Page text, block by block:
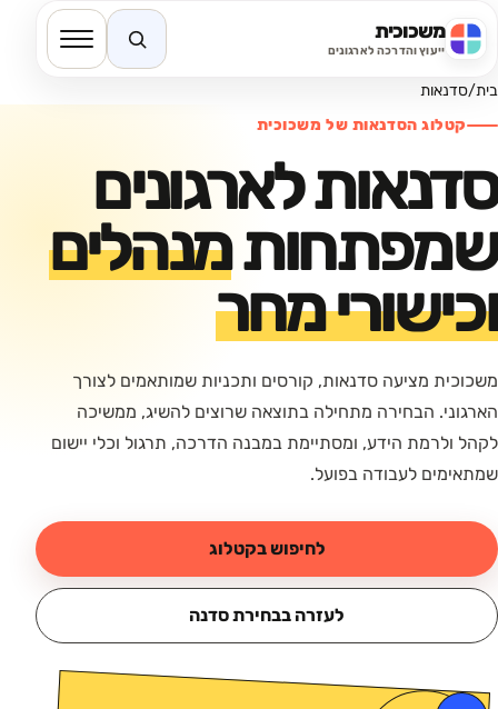
משכוכית
ייעוץ והדרכה לארגוניםחיפוש באתר
בית/סדנאות
קטלוג הסדנאות של משכוכית
סדנאות לארגונים
שמפתחותמנהלים
וכישורי מחר
משכוכית מציעה סדנאות, קורסים ותכניות שמותאמים לצורך
הארגוני. הבחירה מתחילה בתוצאה שרוצים להשיג, ממשיכה
לקהל ולרמת הידע, ומסתיימת במבנה הדרכה, תרגול וכלי יישום
שמתאימים לעבודה בפועל.
לחיפוש בקטלוג
לעזרה בבחירת סדנה